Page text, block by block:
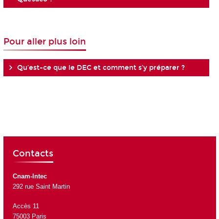
Pour aller plus loin
Qu’est-ce que le DEC et comment s’y préparer ?
Contacts
Cnam-Intec
292 rue Saint Martin
Accès 11
75003 Paris